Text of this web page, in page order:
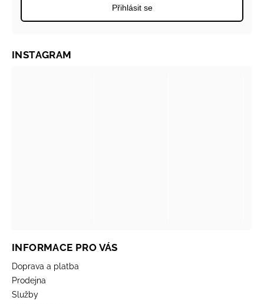
Přihlásit se
INFORMACE PRO VÁS
Doprava a platba
Prodejna
Služby
INSTAGRAM